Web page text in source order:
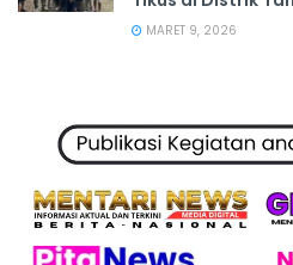
MARET 9, 2026